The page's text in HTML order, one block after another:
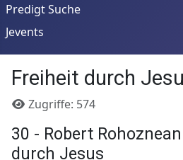
Predigt Suche
Jevents
Freiheit durch
Details
Zugriffe: 574
30 - Robert
durch Jesus